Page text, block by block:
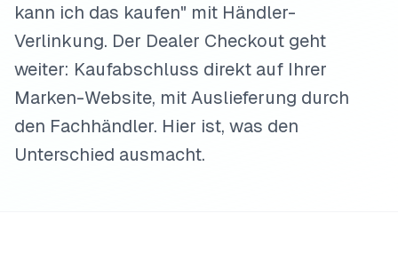
kann ich das kaufen" mit Händler-
Verlinkung. Der Dealer Checkout geht
weiter: Kaufabschluss direkt auf Ihrer
Marken-Website, mit Auslieferung durch
den Fachhändler. Hier ist, was den
Unterschied ausmacht.